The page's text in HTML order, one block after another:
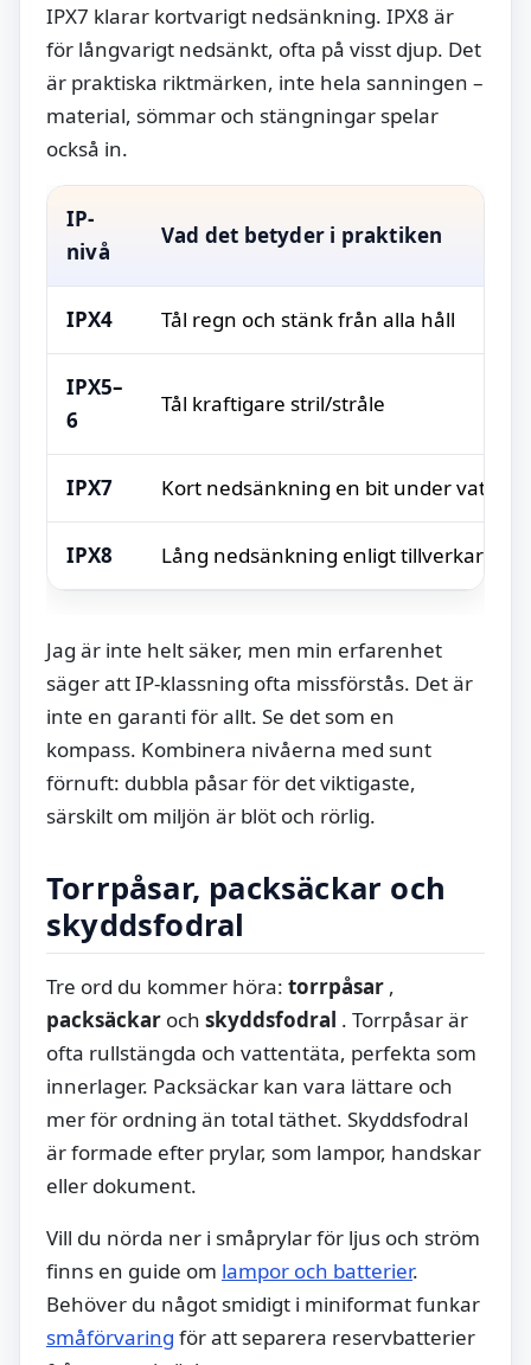
IPX7 klarar kortvarigt nedsänkning. IPX8 är
för långvarigt nedsänkt, ofta på visst djup. Det
är praktiska riktmärken, inte hela sanningen –
material, sömmar och stängningar spelar
också in.
IP-
nivå
Vad det betyder i praktiken
IPX4 Tål regn och stänk från alla håll
IPX5–
6
Tål kraftigare stril/stråle
IPX7 Kort nedsänkning en bit under vatten
IPX8 Lång nedsänkning enligt tillverkarens
Jag är inte helt säker, men min erfarenhet
säger att IP-klassning ofta missförstås. Det är
inte en garanti för allt. Se det som en
kompass. Kombinera nivåerna med sunt
förnuft: dubbla påsar för det viktigaste,
särskilt om miljön är blöt och rörlig.
Torrpåsar, packsäckar och
skyddsfodral
Tre ord du kommer höra: torrpåsar ,
packsäckar och skyddsfodral . Torrpåsar är
ofta rullstängda och vattentäta, perfekta som
innerlager. Packsäckar kan vara lättare och
mer för ordning än total täthet. Skyddsfodral
är formade efter prylar, som lampor, handskar
eller dokument.
Vill du nörda ner i småprylar för ljus och ström
finns en guide om lampor och batterier.
Behöver du något smidigt i miniformat funkar
småförvaring för att separera reservbatterier